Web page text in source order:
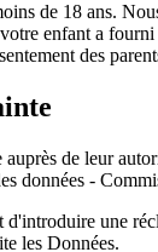
de 18 ans.
enfant a
des
de leur
données -
une
les Données.